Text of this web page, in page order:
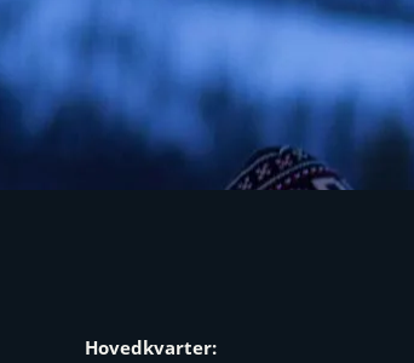
Hovedkvarter: